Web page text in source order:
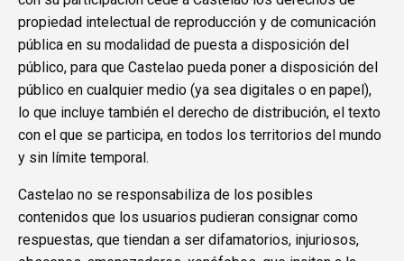
propiedad intelectual de reproducción y de comunicación
pública en su modalidad de puesta a disposición del
público, para que Castelao pueda poner a disposición del
público en cualquier medio (ya sea digitales o en papel),
lo que incluye también el derecho de distribución, el texto
con el que se participa, en todos los territorios del mundo
y sin límite temporal.
Castelao no se responsabiliza de los posibles
contenidos que los usuarios pudieran consignar como
respuestas, que tiendan a ser difamatorios, injuriosos,